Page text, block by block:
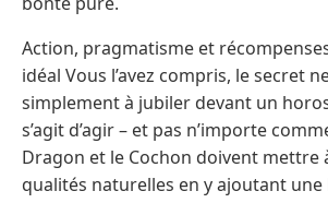
Action, pragmatisme et
idéal Vous l’avez compris, le secret
simplement à jubiler devant un
s’agit d’agir – et pas n’importe
Dragon et le Cochon doivent mettre
qualités naturelles en y ajoutant